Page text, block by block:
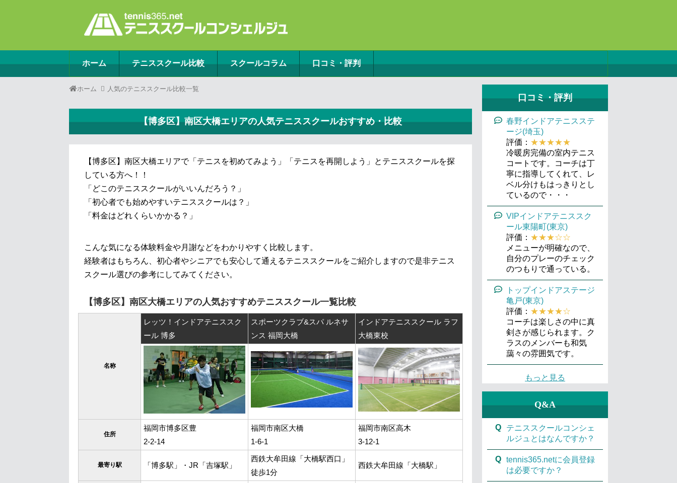
ホーム テニススクール比較 スクールコラム 口コミ・評判
ホーム 人気のテニススクール比較一覧
【博多区】南区大橋エリアの人気テニススクールおすすめ・比較
【博多区】南区大橋エリアで「テニスを初めてみよう」「テニスを再開しよう」とテニススクールを探
している方へ！！
「どこのテニススクールがいいんだろう？」
「初心者でも始めやすいテニススクールは？」
「料金はどれくらいかかる？」
こんな気になる体験料金や月謝などをわかりやすく比較します。
経験者はもちろん、初心者やシニアでも安心して通えるテニススクールをご紹介しますので是非テニス
スクール選びの参考にしてみてください。
【博多区】南区大橋エリアの人気おすすめテニススクール一覧比較
名称
レッツ！インドアテニススク
ール 博多
スポーツクラブ&スパ ルネサ
ンス 福岡大橋
インドアテニススクール ラフ
大橋東校
住所
福岡市博多区豊
2-2-14
福岡市南区大橋
1-6-1
福岡市南区高木
3-12-1
最寄り駅 「博多駅」・JR「吉塚駅」
西鉄大牟田線「大橋駅西口」
徒歩1分
西鉄大牟田線「大橋駅」
口コミ・評判
春野インドアテニスステ
ージ(埼玉)
評価： ★★★★★
冷暖房完備の室内テニス
コートです。コーチは丁
寧に指導してくれて、レ
ベル分けもはっきりとし
ているので・・・
VIPインドアテニススク
ール東陽町(東京)
評価： ★★★☆☆
メニューが明確なので、
自分のプレーのチェック
のつもりで通っている。
トップインドアステージ
亀戸(東京)
評価： ★★★★☆
コーチは楽しさの中に真
剣さが感じられます。ク
ラスのメンバーも和気
藹々の雰囲気です。
もっと見る
Q&A
Q
テニススクールコンシェ
ルジュとはなんですか？
Q tennis365.netに会員登録
は必要ですか？